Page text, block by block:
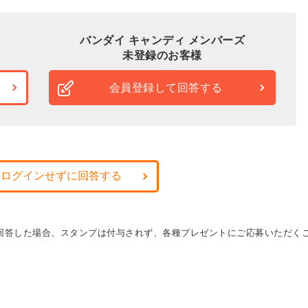
バンダイ キャンディ メンバーズ
未登録のお客様
会員登録して回答する
グインせずに回答する
した場合、スタンプは付与されず、各種プレゼントにご応募いただく